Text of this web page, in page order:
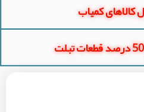
کمیاب